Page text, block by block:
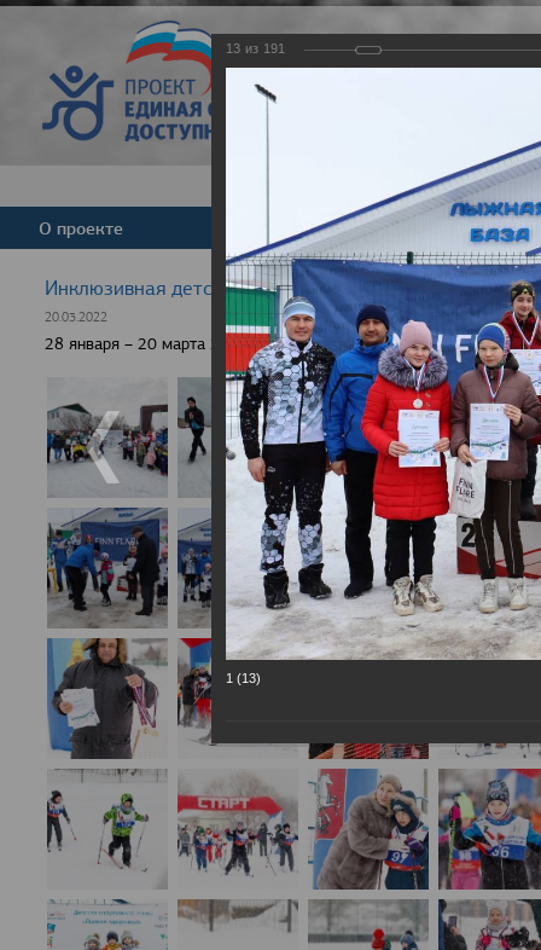
Версия для
О проекте Новости
Инклюзивная детская гонка "Лыжня здоровья" 2022
20.03.2022
28 января – 20 марта 2022 г., 10 населенных пунктов России,
13 из 191
1 (13)